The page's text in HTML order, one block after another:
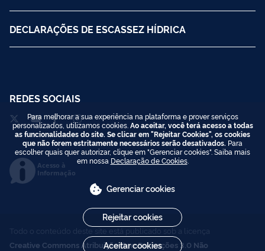
DECLARAÇÕES DE ESCASSEZ HÍDRICA
REDES SOCIAIS
Acesso à
Informação
Todo o conteúdo deste site está publicado sob a licença
Creative Commons Atribuição-SemDerivações 3.0 Não
Para melhorar a sua experiência na plataforma e prover serviços
personalizados, utilizamos cookies. Ao aceitar, você terá acesso a todas
as funcionalidades do site. Se clicar em "Rejeitar Cookies", os cookies
que não forem estritamente necessários serão desativados. Para
escolher quais quer autorizar, clique em "Gerenciar cookies". Saiba mais
em nossa Declaração de Cookies.
Gerenciar cookies
Rejeitar cookies
Aceitar cookies